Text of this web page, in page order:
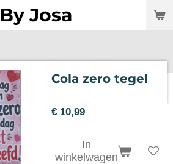
By Josa
Cola zero tegel
€ 10,99
In
winkelwagen